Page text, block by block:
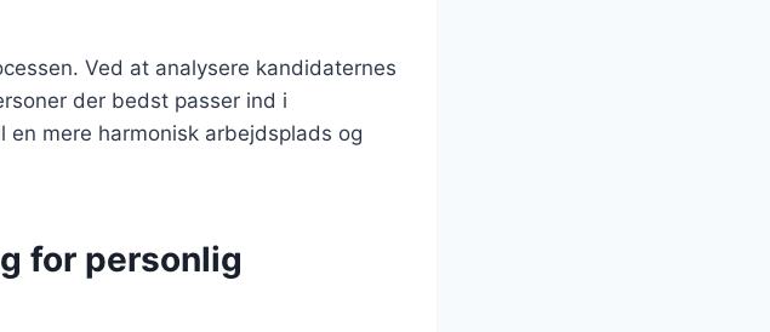
Ved at analysere kandidaternes
der bedst passer ind i
mere harmonisk arbejdsplads og
for personlig